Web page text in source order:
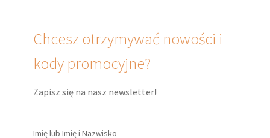
Chcesz otrzymywać nowości i
kody promocyjne?
Zapisz się na nasz newsletter!
Imię lub Imię i Nazwisko